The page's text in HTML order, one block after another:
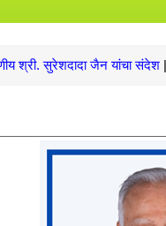
श्री. सुरेशदादा जैन यांचा संदेश